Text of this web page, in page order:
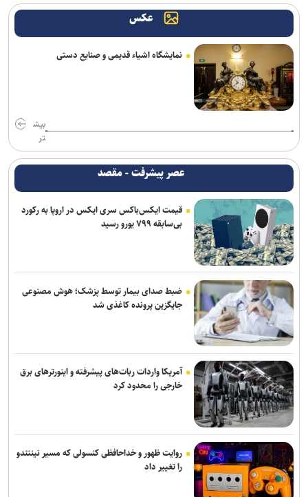
هلاکت اعضای یک تیم تروریستی در سیستان‌وبلوچستان
آتلانتیک: دستاوردهای انتخاباتی ترامپ در حال از بین رفتن است
حمله یک شهپاد به یک کشتی در نزدیکی باب‌المندب
فایننشال‌تایمز: توافق احتمالی آمریکا و ایران اهداف اولیه ترامپ را محقق
وزارت اطلاعات: ۲۱ مزدور موساد و ۴ شرور مسلح در کرمان بازداشت
شدند
انفجار در سوریه/ پهپادها در آسمان لاذقیه رویت شدند
شبکه اول روسیه: اربعین یکی از بزرگ‌ترین راهپیمایی‌های جهان است
عکس
نمایشگاه اشیاء قدیمی و صنایع دستی
بیش
تر
عصر پیشرفت - مقصد
قیمت ایکس‌باکس سری ایکس در اروپا به رکورد
بی‌سابقه ۷۹۹ یورو رسید
ضبط صدای بیمار توسط پزشک؛ هوش مصنوعی
جایگزین پرونده کاغذی شد
آمریکا واردات ربات‌های پیشرفته و اینورترهای برق
خارجی را محدود کرد
روایت ظهور و خداحافظی کنسولی که مسیر نینتندو
را تغییر داد